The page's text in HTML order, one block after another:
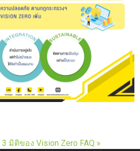
3 มิติของ Vision Zero FAQ »